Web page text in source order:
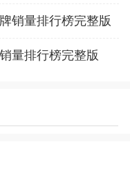
销量排行榜完整版
量排行榜完整版